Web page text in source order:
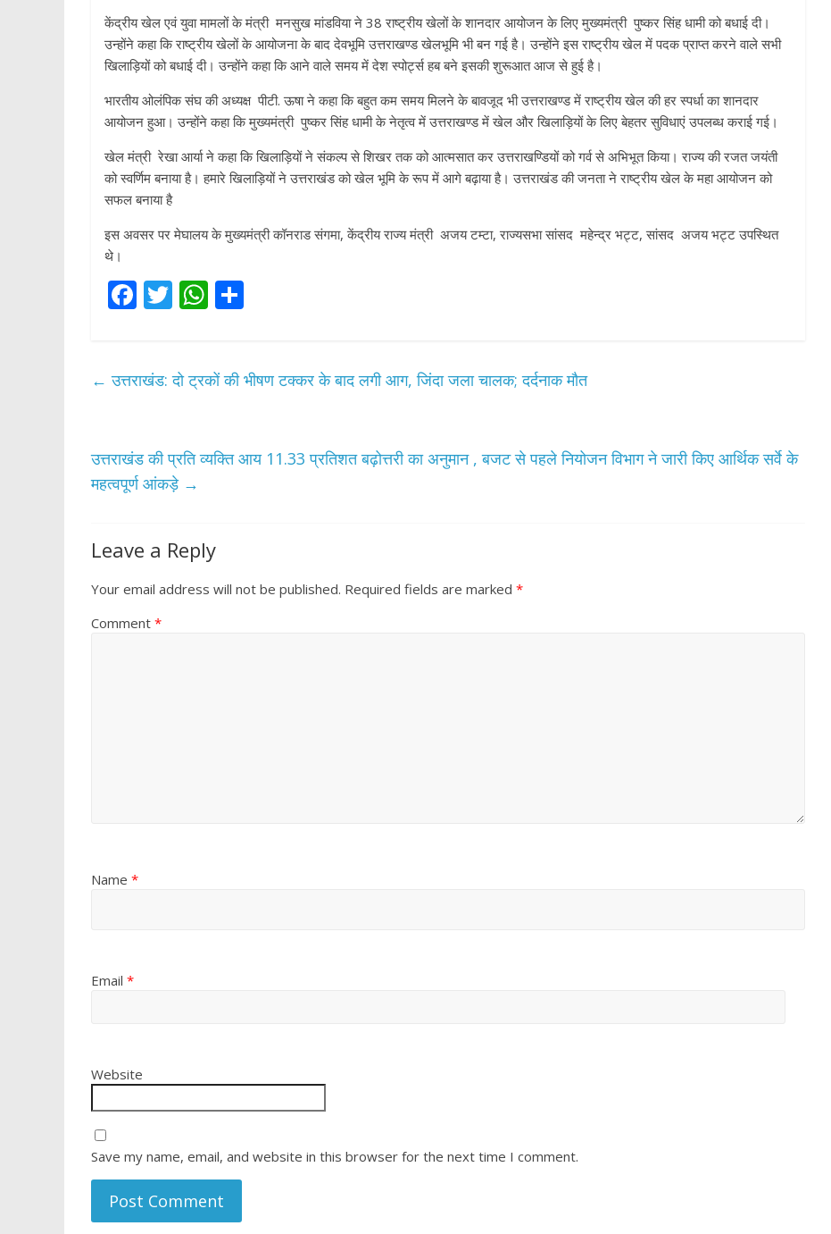
केंद्रीय खेल एवं युवा मामलों के मंत्री मनसुख मांडविया ने 38 राष्ट्रीय खेलों के शानदार आयोजन के लिए मुख्यमंत्री पुष्कर सिंह धामी को बधाई दी।
उन्होंने कहा कि राष्ट्रीय खेलों के आयोजना के बाद देवभूमि उत्तराखण्ड खेलभूमि भी बन गई है। उन्होंने इस राष्ट्रीय खेल में पदक प्राप्त करने वाले सभी
खिलाड़ियों को बधाई दी। उन्होंने कहा कि आने वाले समय में देश स्पोर्ट्स हब बने इसकी शुरूआत आज से हुई है।
भारतीय ओलंपिक संघ की अध्यक्ष पीटी. ऊषा ने कहा कि बहुत कम समय मिलने के बावजूद भी उत्तराखण्ड में राष्ट्रीय खेल की हर स्पर्धा का शानदार
आयोजन हुआ। उन्होंने कहा कि मुख्यमंत्री पुष्कर सिंह धामी के नेतृत्व में उत्तराखण्ड में खेल और खिलाड़ियों के लिए बेहतर सुविधाएं उपलब्ध कराई गई।
खेल मंत्री रेखा आर्या ने कहा कि खिलाड़ियों ने संकल्प से शिखर तक को आत्मसात कर उत्तराखण्डियों को गर्व से अभिभूत किया। राज्य की रजत जयंती
को स्वर्णिम बनाया है। हमारे खिलाड़ियों ने उत्तराखंड को खेल भूमि के रूप में आगे बढ़ाया है। उत्तराखंड की जनता ने राष्ट्रीय खेल के महा आयोजन को
सफल बनाया है
इस अवसर पर मेघालय के मुख्यमंत्री कॉनराड संगमा, केंद्रीय राज्य मंत्री अजय टम्टा, राज्यसभा सांसद महेन्द्र भट्ट, सांसद अजय भट्ट उपस्थित
थे।
F
b
k
T
er
W
s
p
e
← उत्तराखंड: दो ट्रकों की भीषण टक्कर के बाद लगी आग, जिंदा जला चालक; दर्दनाक मौत
उत्तराखंड की प्रति व्यक्ति आय 11.33 प्रतिशत बढ़ोत्तरी का अनुमान , बजट से पहले नियोजन विभाग ने जारी किए आर्थिक सर्वे के
महत्वपूर्ण आंकड़े →
Leave a Reply
Your email address will not be published. Required fields are marked *
Comment *
Name *
Email *
Website
Save my name, email, and website in this browser for the next time I comment.